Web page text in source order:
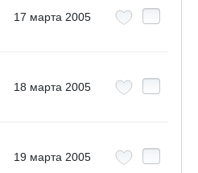
17 марта 2005
18 марта 2005
19 марта 2005